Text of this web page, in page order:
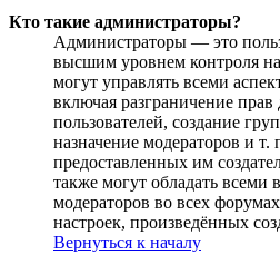
Кто такие администраторы?
Администраторы — это
высшим уровнем контроля
могут управлять всеми
включая разграничение
пользователей, создание
назначение модераторов и т.
предоставленных им
также могут обладать всеми
модераторов во всех
настроек, произведённых
Вернуться к началу